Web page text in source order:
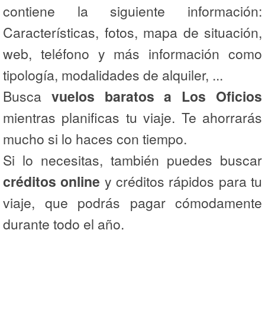
contiene la siguiente información:
Características, fotos, mapa de situación,
web, teléfono y más información como
tipología, modalidades de alquiler, ...
Busca vuelos baratos a Los Oficios
mientras planificas tu viaje. Te ahorrarás
mucho si lo haces con tiempo.
Si lo necesitas, también puedes buscar
créditos online y créditos rápidos para tu
viaje, que podrás pagar cómodamente
durante todo el año.